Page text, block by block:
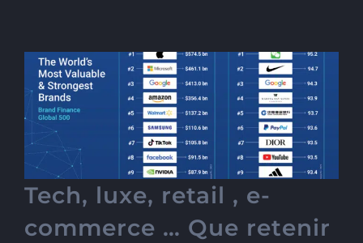
Tech, luxe, retail , e-
commerce … Que retenir
du classement des
marques 2025 les plus
valorisées et les plus
puissantes au monde ?
Tech, luxe, retail , e-
commerce … Que retenir